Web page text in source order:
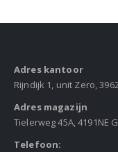
Adres kantoor
Rijndijk 1, unit Zero,
Adres magazijn
Tielerweg 45A, 4191NE
Telefoon: